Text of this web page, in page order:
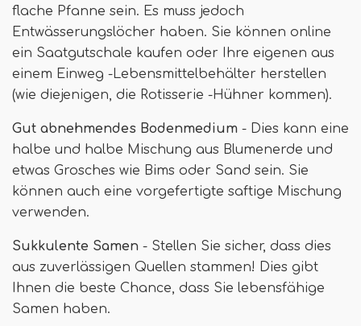
flache Pfanne sein. Es muss jedoch
Entwässerungslöcher haben. Sie können online
ein Saatgutschale kaufen oder Ihre eigenen aus
einem Einweg -Lebensmittelbehälter herstellen
(wie diejenigen, die Rotisserie -Hühner kommen).
Gut abnehmendes Bodenmedium - Dies kann eine
halbe und halbe Mischung aus Blumenerde und
etwas Grosches wie Bims oder Sand sein. Sie
können auch eine vorgefertigte saftige Mischung
verwenden.
Sukkulente Samen - Stellen Sie sicher, dass dies
aus zuverlässigen Quellen stammen! Dies gibt
Ihnen die beste Chance, dass Sie lebensfähige
Samen haben.